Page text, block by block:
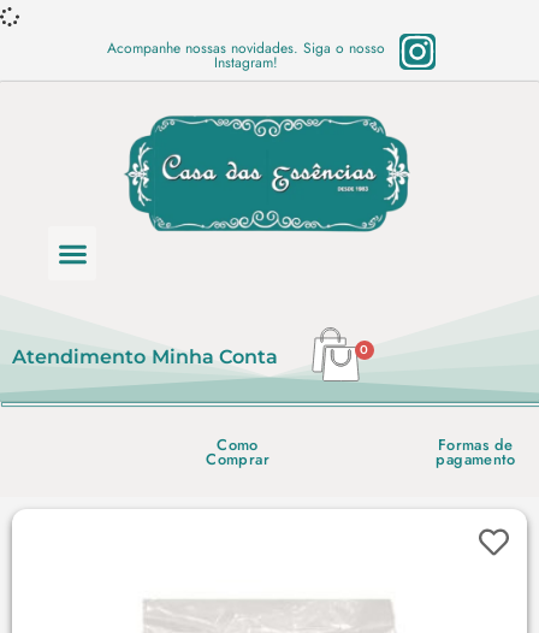
Acompanhe nossas novidades. Siga o nosso
Instagram!
Atendimento Minha Conta 0
Como
Comprar
Formas de
pagamento